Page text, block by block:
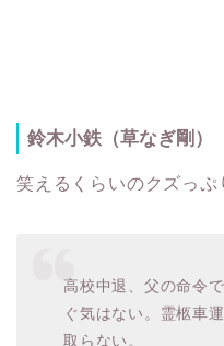
鈴木小鉄（草なぎ剛）
笑えるくらいのクズっぷ
高校中退、父の命令
ぐ気はない。霊柩車
取らない。